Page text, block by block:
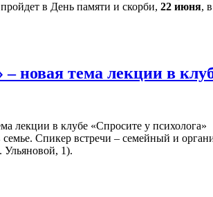
в День памяти и скорби, 22 июня,
новая тема лекции в
Спикер встречи – семейный и
1).